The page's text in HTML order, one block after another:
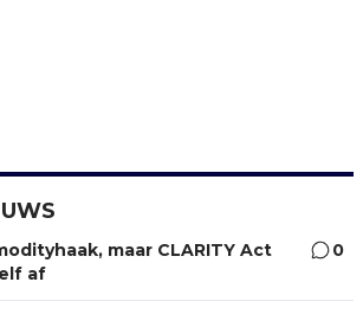
maar CLARITY Act
af
0